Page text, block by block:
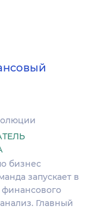
бизнес
запускает в
финансового
Главный